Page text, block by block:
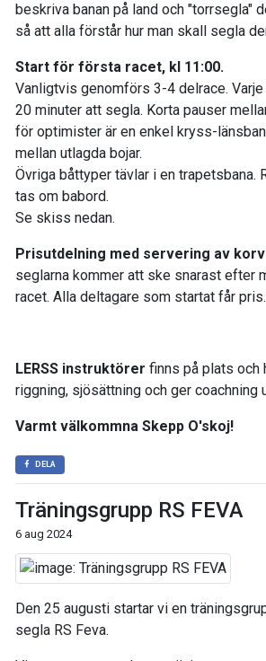
beskriva banan på land och "torrsegla"
så att alla förstår hur man skall segla
Start för första racet, kl 11:00.
Vanligtvis genomförs 3-4 delrace.
20 minuter att segla. Korta pauser
för optimister är en enkel kryss-
mellan utlagda bojar.
Övriga båttyper tävlar i en trapetsbana.
tas om babord.
Se skiss nedan.
Prisutdelning med servering av
seglarna kommer att ske snarast efter
racet. Alla deltagare som startat får pris.
LERSS instruktörer finns på plats och
riggning, sjösättning och ger coachning
Varmt välkommna Skepp O'skoj!
DELA
Träningsgrupp RS FEVA
6 aug 2024
Den 25 augusti startar vi en
segla RS Feva.